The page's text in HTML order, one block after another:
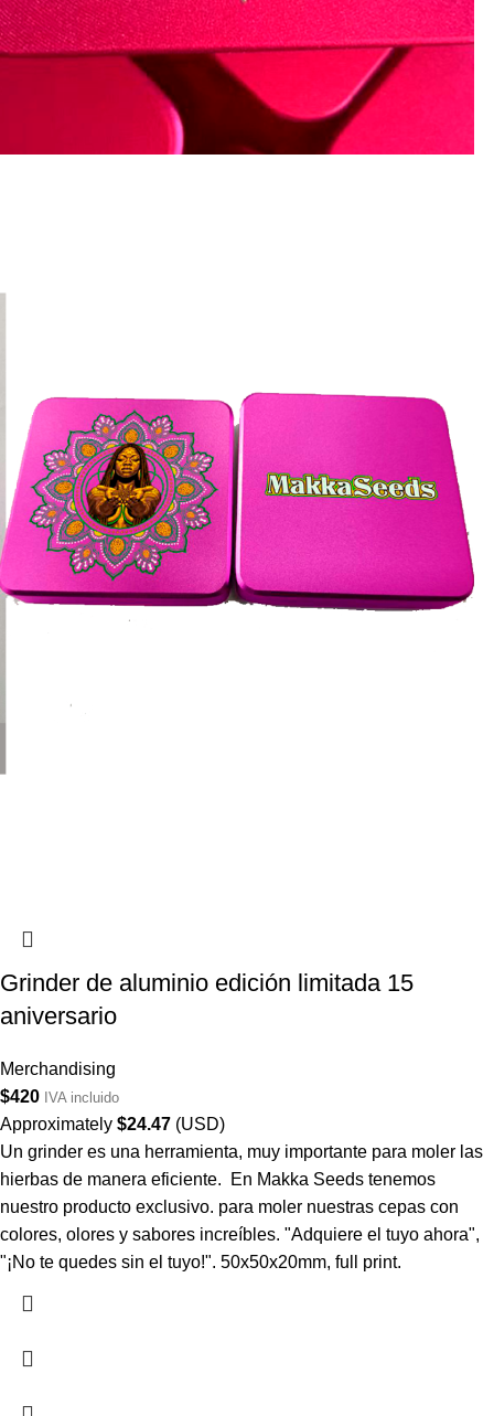
Grinder de aluminio edición limitada 15
aniversario
Merchandising
$420 IVA incluido
Approximately $24.47 (USD)
Un grinder es una herramienta, muy importante para moler las
hierbas de manera eficiente. En Makka Seeds tenemos
nuestro producto exclusivo. para moler nuestras cepas con
colores, olores y sabores increíbles. "Adquiere el tuyo ahora",
"¡No te quedes sin el tuyo!". 50x50x20mm, full print.